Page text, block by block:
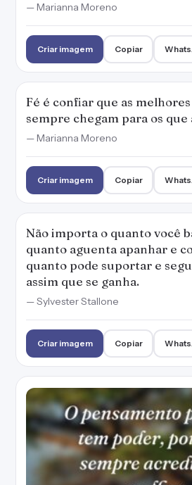
— Marianna Moreno
Criar imagem Copiar
Fé é confiar que as
sempre chegam para os que
— Marianna Moreno
Criar imagem Copiar
Não importa o quanto você
quanto aguenta apanhar e
quanto pode suportar e
assim que se ganha.
— Sylvester Stallone
Criar imagem Copiar